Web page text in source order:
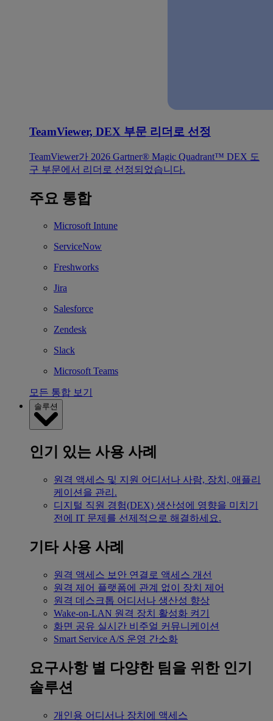
TeamViewer, DEX 부문 리더로 선정
TeamViewer가 2026 Gartner® Magic Quadrant™ DEX 도
구 부문에서 리더로 선정되었습니다.
주요 통합
Microsoft Intune
ServiceNow
Freshworks
Jira
Salesforce
Zendesk
Slack
Microsoft Teams
모든 통합 보기
솔루션
인기 있는 사용 사례
원격 액세스 및 지원 어디서나 사람, 장치, 애플리
케이션을 관리.
디지털 직원 경험(DEX) 생산성에 영향을 미치기
전에 IT 문제를 선제적으로 해결하세요.
기타 사용 사례
원격 액세스 보안 연결로 액세스 개선
원격 제어 플랫폼에 관계 없이 장치 제어
원격 데스크톱 어디서나 생산성 향상
Wake-on-LAN 원격 장치 활성화 켜기
화면 공유 실시간 비주얼 커뮤니케이션
Smart Service A/S 운영 간소화
요구사항 별 다양한 팀을 위한 인기
솔루션
개인용 어디서나 장치에 액세스